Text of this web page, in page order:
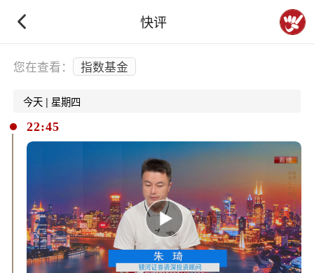
快评
下拉刷新
您在查看： 指数基金
今天 | 星期四
22:45